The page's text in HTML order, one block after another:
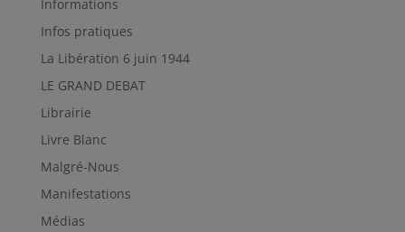
Informations
Infos pratiques
La Libération 6 juin 1944
LE GRAND DEBAT
Librairie
Livre Blanc
Malgré-Nous
Manifestations
Médias